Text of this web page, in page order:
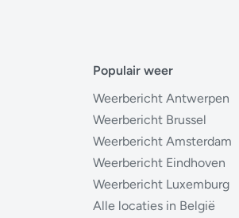
Populair weer
Weerbericht Antwerpen
Weerbericht Brussel
Weerbericht Amsterdam
Weerbericht Eindhoven
Weerbericht Luxemburg
Alle locaties in België